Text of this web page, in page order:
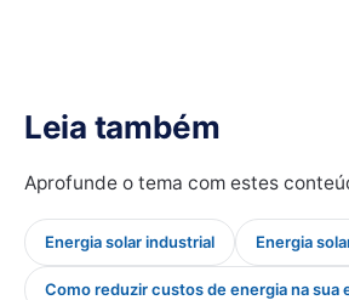
Leia também
Aprofunde o tema com estes
Energia solar industrial Energia
Como reduzir custos de energia na sua